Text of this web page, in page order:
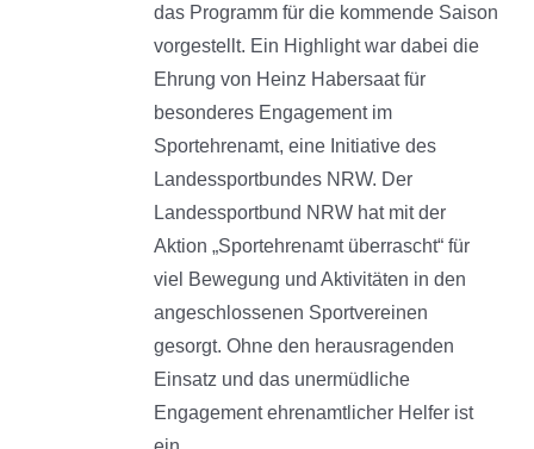
das Programm für die kommende Saison
vorgestellt. Ein Highlight war dabei die
Ehrung von Heinz Habersaat für
besonderes Engagement im
Sportehrenamt, eine Initiative des
Landessportbundes NRW. Der
Landessportbund NRW hat mit der
Aktion „Sportehrenamt überrascht“ für
viel Bewegung und Aktivitäten in den
angeschlossenen Sportvereinen
gesorgt. Ohne den herausragenden
Einsatz und das unermüdliche
Engagement ehrenamtlicher Helfer ist